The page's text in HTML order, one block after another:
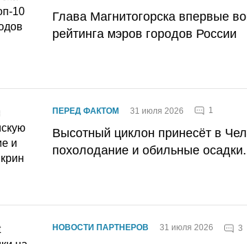
Глава Магнитогорска впервые
рейтинга мэров городов России
ПЕРЕД ФАКТОМ 31 июля 2026 1
Высотный циклон принесёт в
похолодание и обильные
НОВОСТИ ПАРТНЕРОВ 31 июля 2026 3